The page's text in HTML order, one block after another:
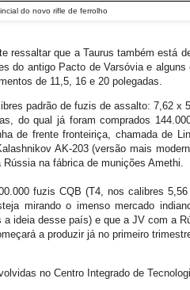
do novo rifle de ferrolho
ressaltar que a Taurus também está
do antigo Pacto de Varsóvia e
de 11,5, 16 e 20 polegadas.
padrão de fuzis de assalto: 7,62 x
do qual já foram comprados
de frente fronteiriça, chamada de
AK-203 (versão mais
Rússia na fábrica de munições Amethi.
fuzis CQB (T4, nos calibres
mirando o imenso mercado
ideia desse país) e que a JV com a
a produzir já no primeiro
no Centro Integrado de